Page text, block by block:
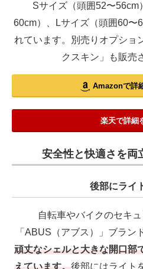
Sサイズ（頭囲52〜56cm
60cm）、Lサイズ（頭囲60〜
れています。別売りオプショ
クスキン」も販売
Amazonで詳
楽天で詳細
安全性と快適さを両
後部にライ
自転車やバイクのセキュ
「ABUS（アブス）」ブラン
頑丈なシェルと大きな開口部
えています。後部にはライト